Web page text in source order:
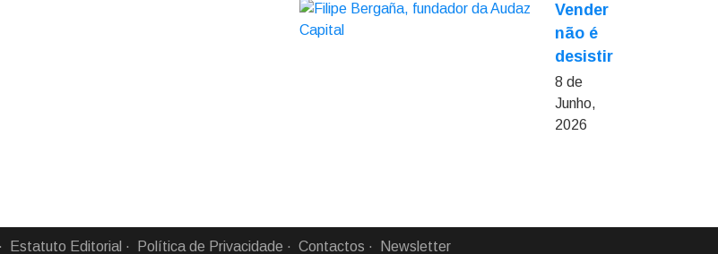
Vender
não é
desistir
8 de
Junho,
2026
Estatuto Editorial Política de Privacidade Contactos Newsletter